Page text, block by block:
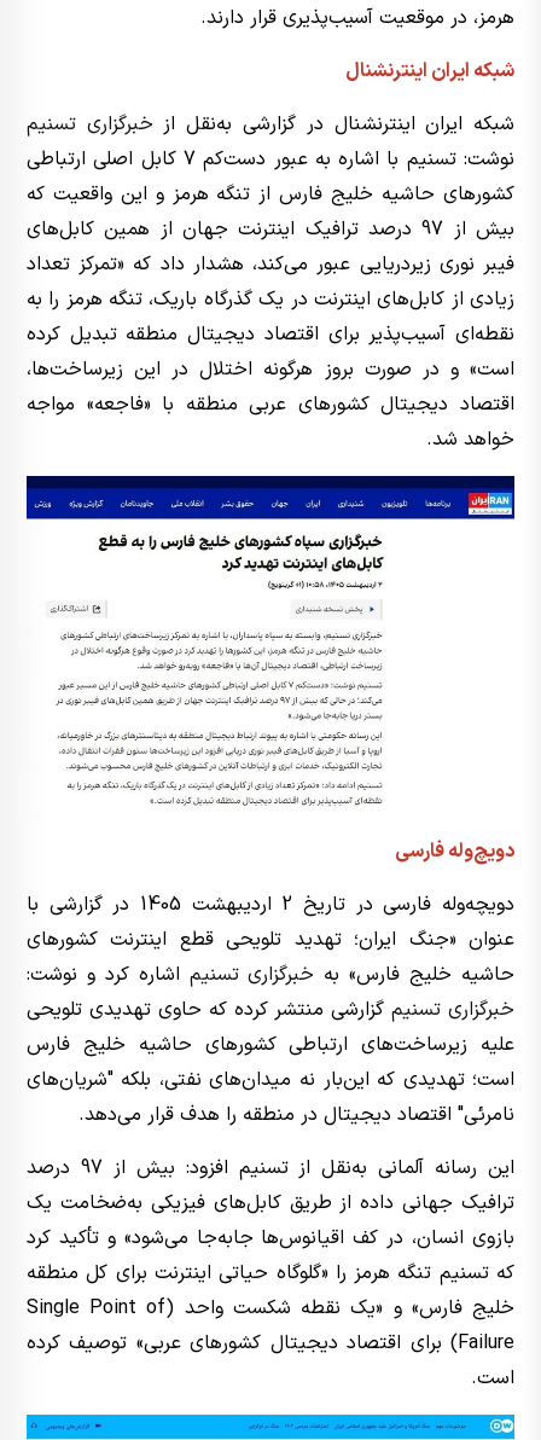
هرمز، در موقعیت آسیب‌پذیری قرار دارند.
شبکه ایران اینترنشنال
شبکه ایران اینترنشنال در گزارشی به‌نقل از خبرگزاری تسنیم
نوشت: تسنیم با اشاره به عبور دست‌کم 7 کابل اصلی ارتباطی
کشورهای حاشیه خلیج فارس از تنگه هرمز و این واقعیت که
بیش از 97 درصد ترافیک اینترنت جهان از همین کابل‌های
فیبر نوری زیردریایی عبور می‌کند، هشدار داد که «تمرکز تعداد
زیادی از کابل‌های اینترنت در یک گذرگاه باریک، تنگه هرمز را به
نقطه‌ای آسیب‌پذیر برای اقتصاد دیجیتال منطقه تبدیل کرده
است» و در صورت بروز هرگونه اختلال در این زیرساخت‌ها،
اقتصاد دیجیتال کشورهای عربی منطقه با «فاجعه» مواجه
خواهد شد.
دویچ‌وله فارسی
دویچه‌وله فارسی در تاریخ 2 اردیبهشت 1405 در گزارشی با
عنوان «جنگ ایران؛ تهدید تلویحی قطع اینترنت کشورهای
حاشیه خلیج فارس» به خبرگزاری تسنیم اشاره کرد و نوشت:
خبرگزاری تسنیمگزارشی منتشر کرده که حاوی تهدیدی تلویحی
علیه زیرساخت‌های ارتباطی کشورهای حاشیه خلیج فارس
است؛ تهدیدی که این‌بار نه میدان‌های نفتی، بلکه "شریان‌های
نامرئی" اقتصاد دیجیتال در منطقه را هدف قرار می‌دهد.
این رسانه آلمانی به‌نقل از تسنیم افزود: بیش از 97 درصد
ترافیک جهانی داده از طریق کابل‌های فیزیکی به‌ضخامت یک
بازوی انسان، در کف اقیانوس‌ها جابه‌جا می‌شود» و تأکید کرد
که تسنیم تنگه هرمز را «گلوگاه حیاتی اینترنت برای کل منطقه
خلیج فارس» و «یک نقطه شکست واحد (Single Point of
Failure) برای اقتصاد دیجیتال کشورهای عربی» توصیف کرده
است.